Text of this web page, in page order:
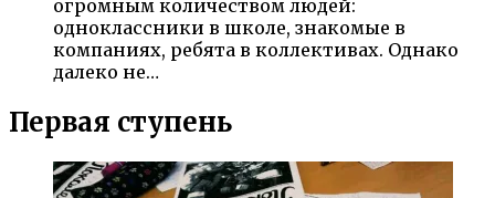
огромным количеством людей:
одноклассники в школе, знакомые в
компаниях, ребята в коллективах. Однако
далеко не…
Первая ступень